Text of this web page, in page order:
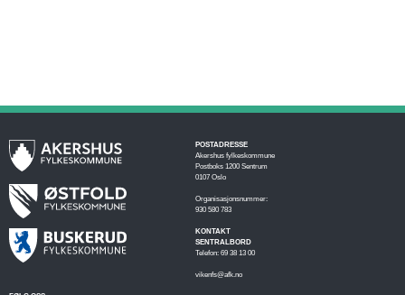
POSTADRESSE
Akershus fylkeskommune
Postboks 1200 Sentrum
0107 Oslo
Organisasjonsnummer:
930 580 783
KONTAKT
SENTRALBORD
Telefon: 69 38 13 00
vikenfs@afk.no